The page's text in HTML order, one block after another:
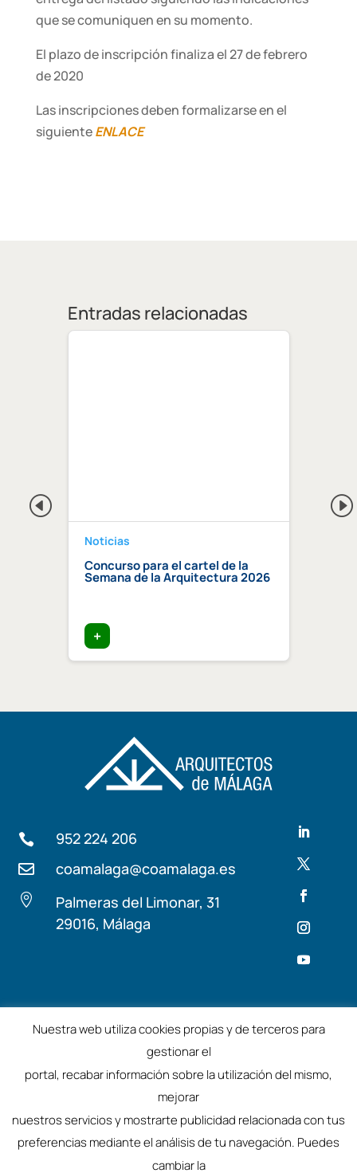
que se comuniquen en su momento.
El plazo de inscripción finaliza el 27 de febrero
de 2020
Las inscripciones deben formalizarse en el
siguienteENLACE
Entradas relacionadas
Noticias
Concurso para el cartel de la
Semana de la Arquitectura 2026
+
 952 224 206
 coamalaga@coamalaga.es

Palmeras del Limonar, 31
29016, Málaga
Términos y condiciones
©2025 – Colegio de Arquitectos de Málaga
Nuestra web utiliza cookies propias y de terceros para
gestionar el
portal, recabar información sobre la utilización del mismo,
mejorar
nuestros servicios y mostrarte publicidad relacionada con tus
preferencias mediante el análisis de tu navegación. Puedes
cambiar la